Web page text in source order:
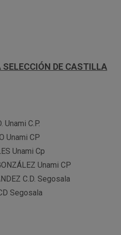
DE CASTILLA
Unami C.P.
Unami CP
Unami Cp
Unami CP
C.D. Segosala
Segosala